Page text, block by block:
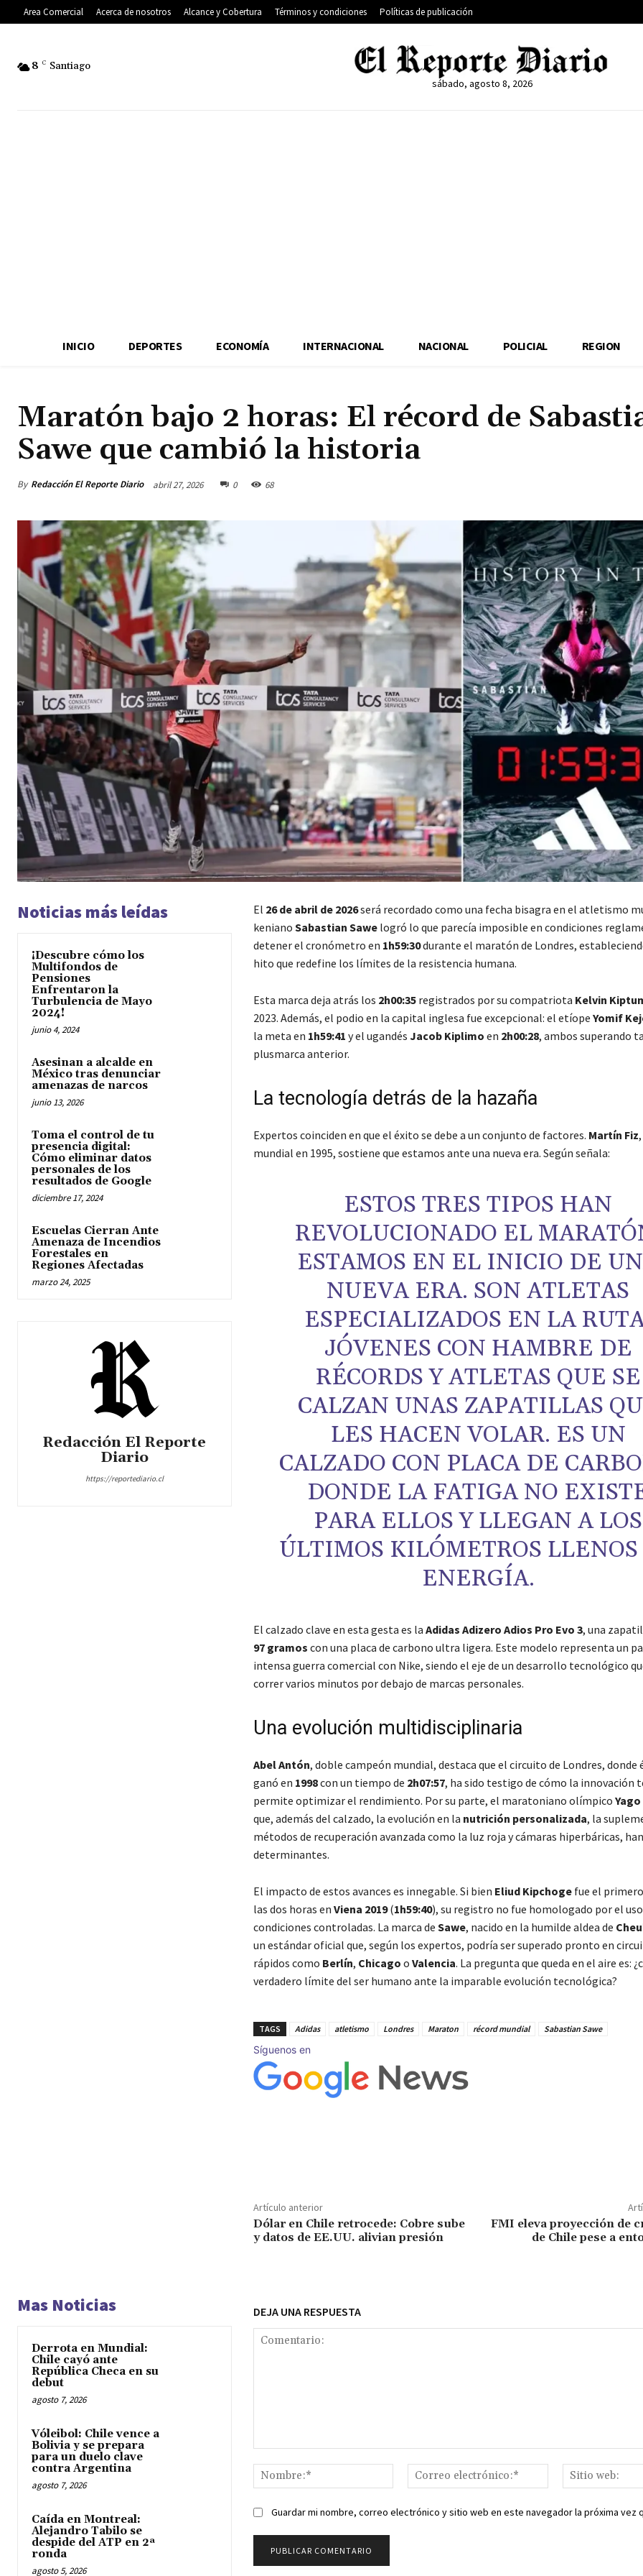
Area Comercial Acerca de nosotros Alcance y Cobertura Términos y condiciones Políticas de publicación
8 C Santiago
sábado, agosto 8, 2026
INICIO DEPORTES ECONOMÍA INTERNACIONAL NACIONAL POLICIAL REGION
Maratón bajo 2 horas: El récord de
Sawe que cambió la historia
By Redacción El Reporte Diario abril 27, 2026 0 68
Noticias más leídas
¡Descubre cómo los
Multifondos de
Pensiones
Enfrentaron la
Turbulencia de Mayo
2024!
junio 4, 2024
Asesinan a alcalde en
México tras denunciar
amenazas de narcos
junio 13, 2026
Toma el control de tu
presencia digital:
Cómo eliminar datos
personales de los
resultados de Google
diciembre 17, 2024
Escuelas Cierran Ante
Amenaza de Incendios
Forestales en
Regiones Afectadas
marzo 24, 2025
Redacción El Reporte
Diario
https://reportediario.cl
El 26 de abril de 2026será recordado como una fecha bisagra en el atletismo
keniano Sabastian Sawelogró lo que parecía imposible en condiciones
detener el cronómetro en 1h59:30durante el maratón de Londres,
hito que redefine los límites de la resistencia humana.
Esta marca deja atrás los 2h00:35registrados por su compatriota Kelvin
2023. Además, el podio en la capital inglesa fue excepcional: el etíope Yomif
la meta en 1h59:41 y el ugandés Jacob Kiplimo en 2h00:28, ambos superando
plusmarca anterior.
La tecnología detrás de la hazaña
Expertos coinciden en que el éxito se debe a un conjunto de factores. Martín Fiz
mundial en 1995, sostiene que estamos ante una nueva era. Según señala:
ESTOS TRES TIPOS HAN
REVOLUCIONADO EL
ESTAMOS EN EL INICIO DE
NUEVA ERA. SON ATLETAS
ESPECIALIZADOS EN LA
JÓVENES CON HAMBRE DE
RÉCORDS Y ATLETAS QUE SE
CALZAN UNAS ZAPATILLAS
LES HACEN VOLAR. ES UN
CALZADO CON PLACA DE
DONDE LA FATIGA NO
PARA ELLOS Y LLEGAN A LOS
ÚLTIMOS KILÓMETROS
ENERGÍA.
El calzado clave en esta gesta es la Adidas Adizero Adios Pro Evo 3, una
97 gramos con una placa de carbono ultra ligera. Este modelo representa un
intensa guerra comercial con Nike, siendo el eje de un desarrollo tecnológico
correr varios minutos por debajo de marcas personales.
Una evolución multidisciplinaria
Abel Antón, doble campeón mundial, destaca que el circuito de Londres, donde
ganó en 1998con un tiempo de 2h07:57, ha sido testigo de cómo la innovación
permite optimizar el rendimiento. Por su parte, el maratoniano olímpico
que, además del calzado, la evolución en la nutrición personalizada, la
métodos de recuperación avanzada como la luz roja y cámaras hiperbáricas,
determinantes.
El impacto de estos avances es innegable. Si bien Eliud Kipchogefue el
las dos horas en Viena 2019(1h59:40), su registro no fue homologado por el
condiciones controladas. La marca de Sawe, nacido en la humilde aldea de
un estándar oficial que, según los expertos, podría ser superado pronto en
rápidos como Berlín, Chicago o Valencia. La pregunta que queda en el aire es:
verdadero límite del ser humano ante la imparable evolución tecnológica?
TAGS Adidas atletismo Londres Maraton récord mundial Sabastian Sawe
Síguenos en
Artículo anterior
Dólar en Chile retrocede: Cobre sube
y datos de EE.UU. alivian presión
FMI eleva proyección de
de Chile pese a
Mas Noticias
Derrota en Mundial:
Chile cayó ante
República Checa en su
debut
agosto 7, 2026
Vóleibol: Chile vence a
Bolivia y se prepara
para un duelo clave
contra Argentina
agosto 7, 2026
Caída en Montreal:
Alejandro Tabilo se
despide del ATP en 2ª
ronda
agosto 5, 2026
DEJA UNA RESPUESTA
Nombre:*
Correo
electrónico:*
Guardar mi nombre, correo electrónico y sitio web en este navegador la próxima vez